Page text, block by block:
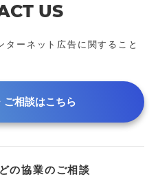
US
ターネット広告に 関すること
ご相談はこちら
の協業のご相談